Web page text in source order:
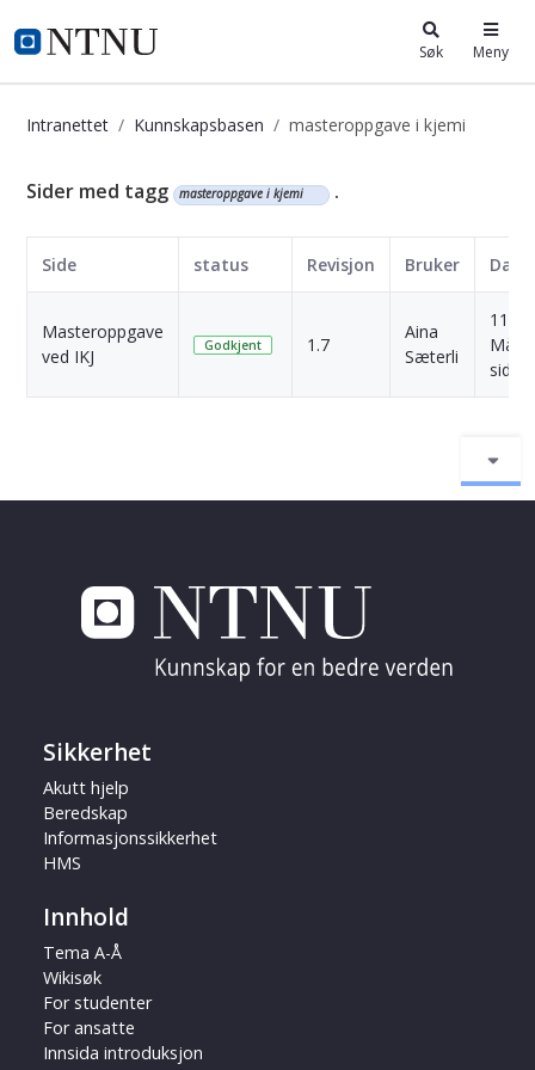
i.ntnu.no Søk Meny
Intranettet Kunnskapsbasen masteroppgave i kjemi
Kunnskapsbasen
Sider med tagg masteroppgave i kjemi .
Side status Revisjon Bruker Dato
Masteroppgave
ved IKJ
Godkjent 1.7
Aina
Sæterli
11
siden
Sikkerhet
Akutt hjelp
Beredskap
Informasjonssikkerhet
HMS
Innhold
Tema A-Å
Wikisøk
For studenter
For ansatte
Innsida introduksjon